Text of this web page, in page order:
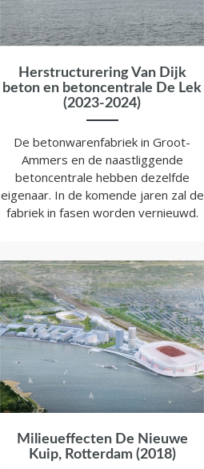
Herstructurering Van Dijk
beton en betoncentrale De Lek
(2023-2024)
De betonwarenfabriek in Groot-
Ammers en de naastliggende
betoncentrale hebben dezelfde
eigenaar. In de komende jaren zal de
fabriek in fasen worden vernieuwd.
Milieueffecten De Nieuwe
Kuip, Rotterdam (2018)